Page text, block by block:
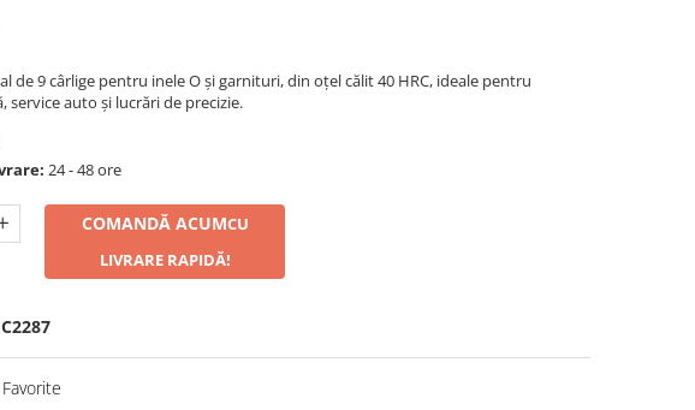
de 9 cârlige pentru inele O și garnituri, din oțel călit 40 HRC, ideale pentru
service auto și lucrări de precizie.
24 - 48 ore
COMANDĂ ACUMCU
LIVRARE RAPIDĂ!
C2287